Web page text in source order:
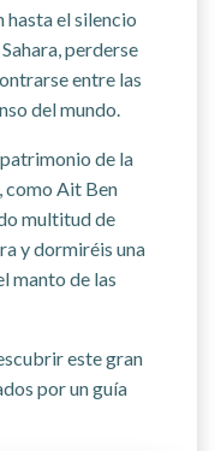
el silencio
perderse
entre las
del mundo.
de la
como Ait Ben
multitud de
y dormiréis una
manto de las
este gran
por un guía